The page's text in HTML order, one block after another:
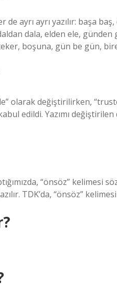
ayrı ayrı yazılır: başa
dala, elden ele, günden
boşuna, gün be gün,
olarak değiştirilirken,
edildi. Yazımı
“önsöz” kelimesi
TDK’da, “önsöz”